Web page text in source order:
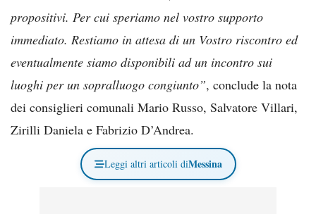
propositivi. Per cui speriamo nel vostro supporto
immediato. Restiamo in attesa di un Vostro riscontro ed
eventualmente siamo disponibili ad un incontro sui
luoghi per un sopralluogo congiunto”, conclude la nota
dei consiglieri comunali Mario Russo, Salvatore Villari,
Zirilli Daniela e Fabrizio D’Andrea.
Leggi altri articoli diMessina